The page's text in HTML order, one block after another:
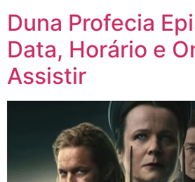
Duna Profecia
Data, Horário e
Assistir